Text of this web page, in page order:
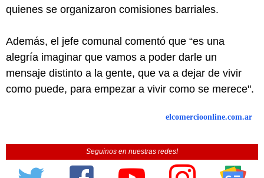
quienes se organizaron comisiones barriales.
Además, el jefe comunal comentó que “es una
alegría imaginar que vamos a poder darle un
mensaje distinto a la gente, que va a dejar de vivir
como puede, para empezar a vivir como se merece".
elcomercioonline.com.ar
Seguinos en nuestras redes!